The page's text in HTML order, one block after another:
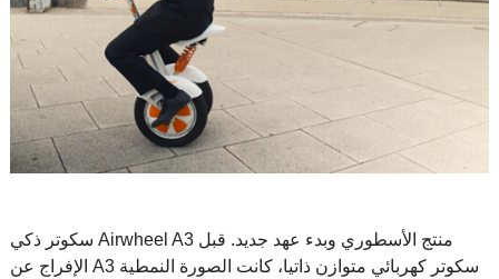
سكوتر ذكي Airwheel A3 منتج الأسطوري وبدء عهد جديد. قبل
الإفراج عن A3
سكوتر كهربائي متوازن ذاتيا، كانت الصورة النمطية